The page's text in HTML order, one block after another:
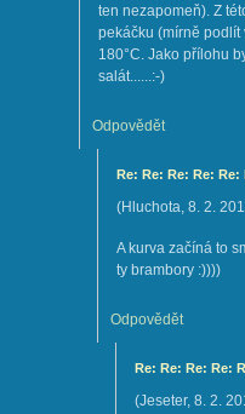
ten nezapomeň). Z
pekáčku (mírně podlít
180°C. Jako přílohu
salát......:-)
Odpovědět
Re: Re: Re: Re:
(Hluchota, 8. 2.
A kurva začíná to
ty brambory :))))
Odpovědět
Re: Re: Re: Re:
(Jeseter, 8. 2.